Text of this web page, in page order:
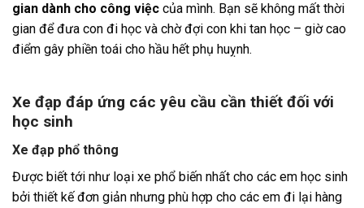
gian dành cho công việc của mình. Bạn sẽ không mất thời
gian để đưa con đi học và chờ đợi con khi tan học – giờ cao
điểm gây phiền toái cho hầu hết phụ huỵnh.
Xe đạp đáp ứng các yêu cầu cần thiết đối với
học sinh
Xe đạp phổ thông
Được biết tới như loại xe phổ biến nhất cho các em học sinh
bởi thiết kế đơn giản nhưng phù hợp cho các em đi lại hàng